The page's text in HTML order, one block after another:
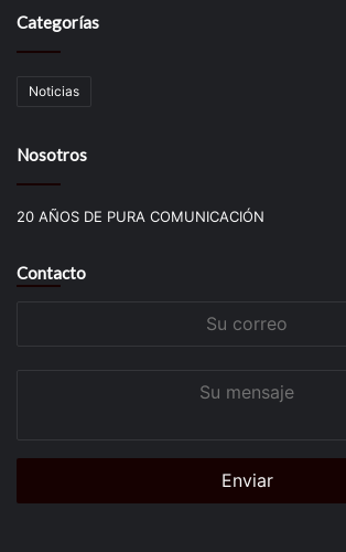
Categorías
Noticias
Nosotros
20 AÑOS DE PURA COMUNICACIÓN
Contacto